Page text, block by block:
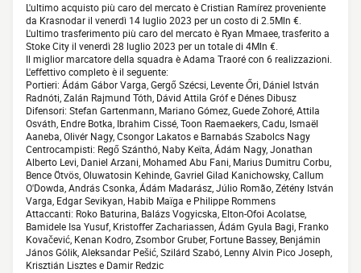
L'ultimo acquisto più caro del mercato è Cristian Ramírez proveniente
da Krasnodar il venerdì 14 luglio 2023 per un costo di 2.5Mln €.
L'ultimo trasferimento più caro del mercato è Ryan Mmaee, trasferito a
Stoke City il venerdì 28 luglio 2023 per un totale di 4Mln €.
Il miglior marcatore della squadra è Adama Traoré con 6 realizzazioni.
L'effettivo completo è il seguente:
Portieri: Ádám Gábor Varga, Gergő Szécsi, Levente Őri, Dániel István
Radnóti, Zalán Rajmund Tóth, Dávid Attila Gróf e Dénes Dibusz
Difensori: Stefan Gartenmann, Mariano Gómez, Guede Zohoré, Attila
Osváth, Endre Botka, Ibrahim Cissé, Toon Raemaekers, Cadu, Ismaël
Aaneba, Olivér Nagy, Csongor Lakatos e Barnabás Szabolcs Nagy
Centrocampisti: Regő Szánthó, Naby Keïta, Ádám Nagy, Jonathan
Alberto Levi, Daniel Arzani, Mohamed Abu Fani, Marius Dumitru Corbu,
Bence Ötvös, Oluwatosin Kehinde, Gavriel Gilad Kanichowsky, Callum
O'Dowda, András Csonka, Ádám Madarász, Júlio Romão, Zétény István
Varga, Edgar Sevikyan, Habib Maïga e Philippe Rommens
Attaccanti: Roko Baturina, Balázs Vogyicska, Elton-Ofoi Acolatse,
Bamidele Isa Yusuf, Kristoffer Zachariassen, Ádám Gyula Bagi, Franko
Kovačević, Kenan Kodro, Zsombor Gruber, Fortune Bassey, Benjámin
János Gólik, Aleksandar Pešić, Szilárd Szabó, Lenny Alvin Pico Joseph,
Krisztián Lisztes e Damir Redzic